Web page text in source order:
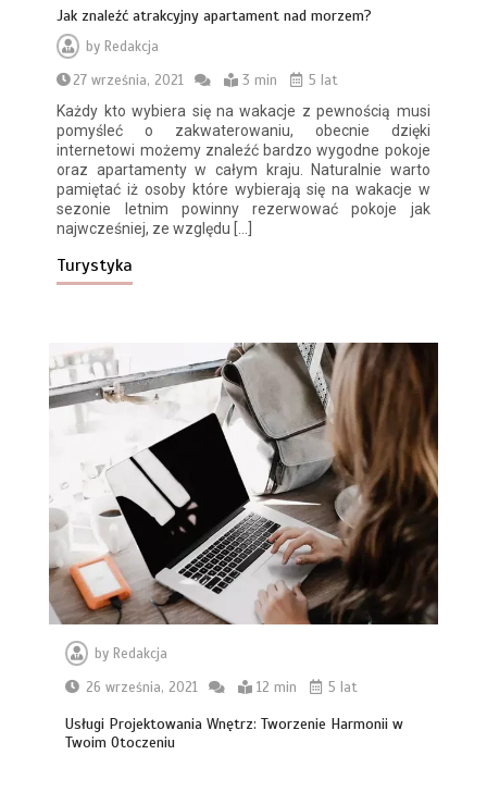
Jak znaleźć atrakcyjny apartament nad morzem?
byRedakcja
27 września, 2021
3 min
5 lat
Każdy kto wybiera się na wakacje z pewnością musi
pomyśleć o zakwaterowaniu, obecnie dzięki
internetowi możemy znaleźć bardzo wygodne pokoje
oraz apartamenty w całym kraju. Naturalnie warto
pamiętać iż osoby które wybierają się na wakacje w
sezonie letnim powinny rezerwować pokoje jak
najwcześniej, ze względu […]
Turystyka
by Redakcja
26 września, 2021
12 min 5 lat
Usługi Projektowania Wnętrz: Tworzenie Harmonii w
Twoim Otoczeniu